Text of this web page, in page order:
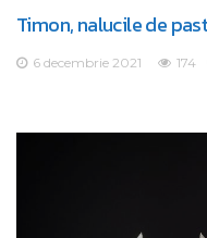
Timon, nalucile de
6 decembrie 2021 174